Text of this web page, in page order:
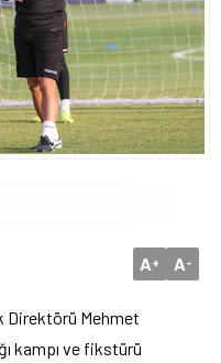
A+ A-
Direktörü Mehmet
kampı ve fikstürü